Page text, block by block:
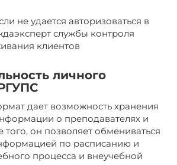
не удается авторизоваться в
службы контроля
клиентов
личного
дает возможность хранения
о преподавателях и
того, он позволяет обмениваться
по расписанию и
процесса и внеучебной